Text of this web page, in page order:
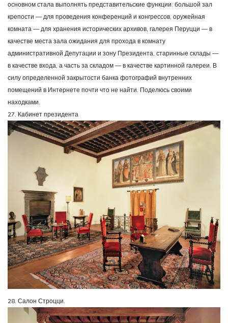
основном стала выполнять представительские функции: большой зал
крепости — для проведения конференций и конгрессов, оружейная
комната — для хранения исторических архивов, галерея Перуцци — в
качестве места зала ожидания для прохода в комнату
административной Депутации и зону Президента, старинные склады —
в качестве входа, а часть за складом — в качестве картинной галереи. В
силу определенной закрытости банка фотографий внутренних
помещений в Интернете почти что не найти. Поделюсь своими
находками.
27. Кабинет президента
28. Салон Строцци.